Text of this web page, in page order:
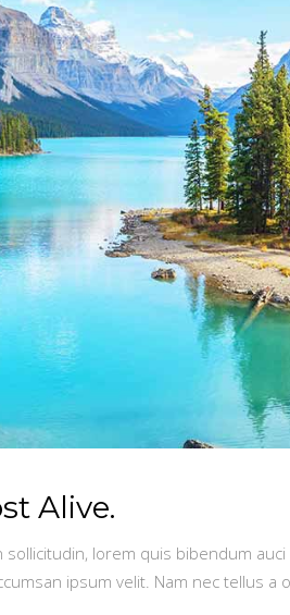
Alive.
lorem quis bibendum
ipsum velit. Nam nec tellus